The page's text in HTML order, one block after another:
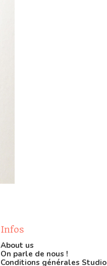
Infos
About us
On parle de nous !
Conditions générales Studio